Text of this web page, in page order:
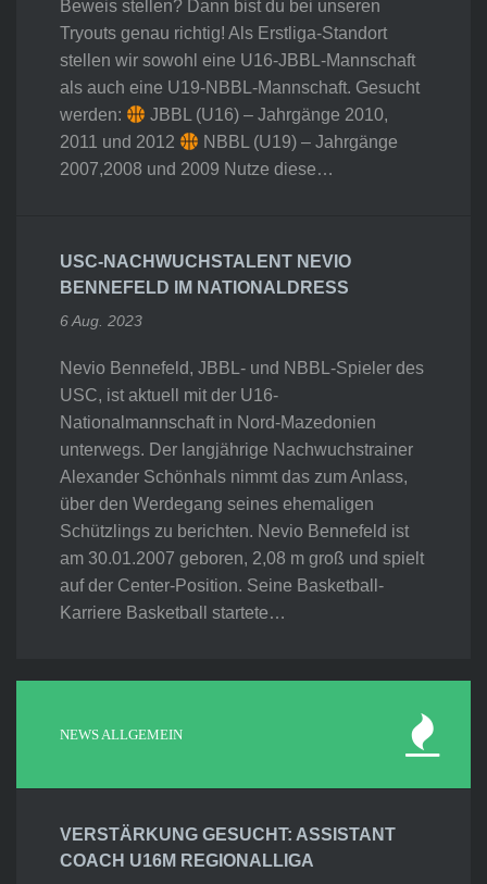
Beweis stellen? Dann bist du bei unseren
Tryouts genau richtig! Als Erstliga-Standort
stellen wir sowohl eine U16-JBBL-Mannschaft
als auch eine U19-NBBL-Mannschaft. Gesucht
werden:
JBBL (U16) – Jahrgänge 2010,
2011 und 2012
NBBL (U19) – Jahrgänge
2007,2008 und 2009 Nutze diese…
USC-NACHWUCHSTALENT NEVIO
BENNEFELD IM NATIONALDRESS
6 Aug. 2023
Nevio Bennefeld, JBBL- und NBBL-Spieler des
USC, ist aktuell mit der U16-
Nationalmannschaft in Nord-Mazedonien
unterwegs. Der langjährige Nachwuchstrainer
Alexander Schönhals nimmt das zum Anlass,
über den Werdegang seines ehemaligen
Schützlings zu berichten. Nevio Bennefeld ist
am 30.01.2007 geboren, 2,08 m groß und spielt
auf der Center-Position. Seine Basketball-
Karriere Basketball startete…
NEWS ALLGEMEIN
VERSTÄRKUNG GESUCHT: ASSISTANT
COACH U16M REGIONALLIGA